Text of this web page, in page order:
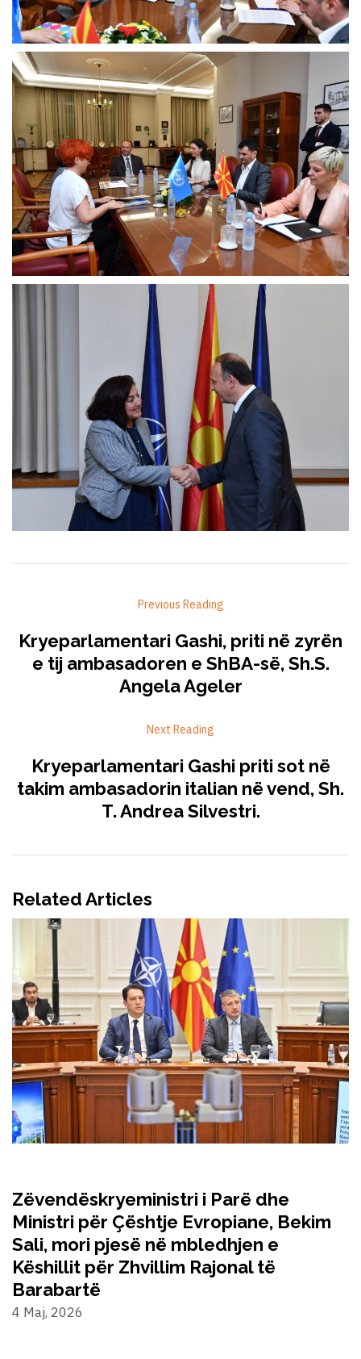
Previous Reading
Kryeparlamentari Gashi, priti në zyrën
e tij ambasadoren e ShBA-së, Sh.S.
Angela Ageler
Next Reading
Kryeparlamentari Gashi priti sot në
takim ambasadorin italian në vend, Sh.
T. Andrea Silvestri.
Related Articles
Zëvendëskryeministri i Parë dhe
Ministri për Çështje Evropiane, Bekim
Sali, mori pjesë në mbledhjen e
Këshillit për Zhvillim Rajonal të
Barabartë
4 Maj, 2026